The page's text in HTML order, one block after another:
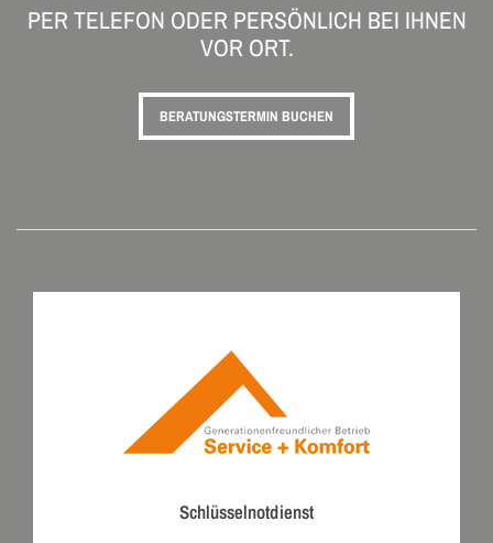
PER TELEFON ODER PERSÖNLICH BEI IHNEN
VOR ORT.
BERATUNGSTERMIN BUCHEN
Schlüsselnotdienst